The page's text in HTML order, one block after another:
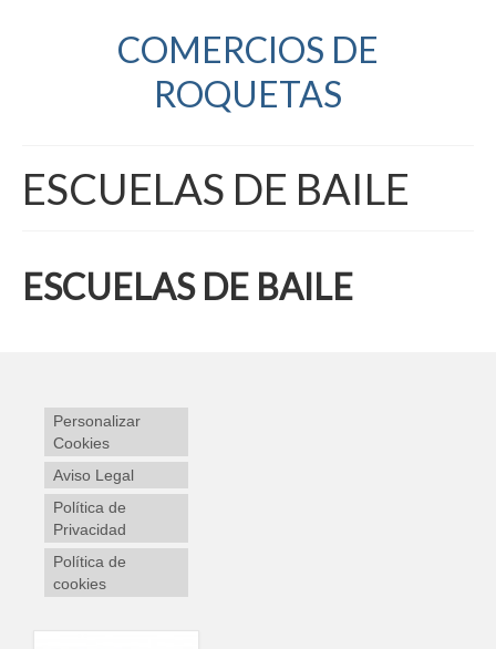
COMERCIOS DE
ROQUETAS
ESCUELAS DE BAILE
ESCUELAS DE BAILE
Personalizar
Cookies
Aviso Legal
Política de
Privacidad
Política de
cookies